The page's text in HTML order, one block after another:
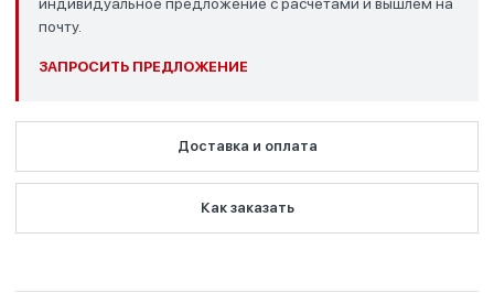
почту.
ЗАПРОСИТЬ ПРЕДЛОЖЕНИЕ
Доставка и оплата
Как заказать